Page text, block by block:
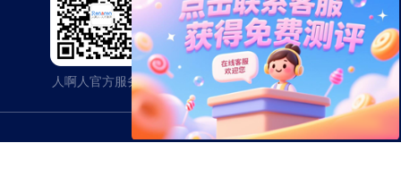
人啊人官方服务号
百家号
今日头条